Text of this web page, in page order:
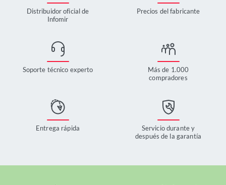
Distribuidor oficial de
Infomir
Precios del fabricante
Soporte técnico experto
Más de 1.000
compradores
Entrega rápida
Servicio durante y
después de la garantía